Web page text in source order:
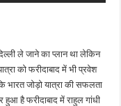
ले जाने का प्लान था लेकिन
को फरीदाबाद में भी प्रवेश
भारत जोड़ो यात्रा की सफलता
है फरीदाबाद में राहुल गांधी